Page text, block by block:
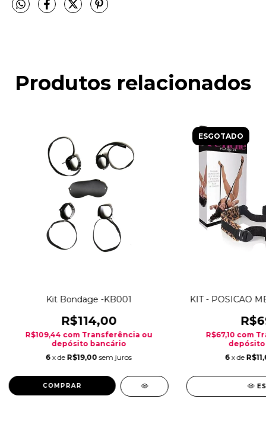
Produtos relacionados
Kit Bondage -KB001
R$114,00
R$109,44 com Transferência ou
depósito bancário
6 x de R$19,00 sem juros
ESGOTADO
KIT - POSICAO
R$67,10 com
6 x de